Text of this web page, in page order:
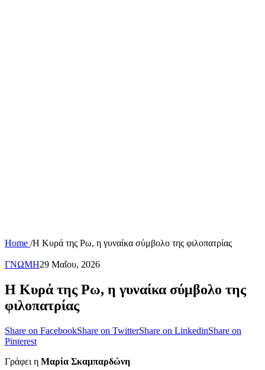
Home /Η Κυρά της Ρω, η γυναίκα σύμβολο της φιλοπατρίας
ΓΝΩΜΗ29 Μαΐου, 2026
Η Κυρά της Ρω, η γυναίκα σύμβολο της
φιλοπατρίας
Share on FacebookShare on TwitterShare on LinkedinShare on
Pinterest
Γράφει η Μαρία Σκαμπαρδώνη